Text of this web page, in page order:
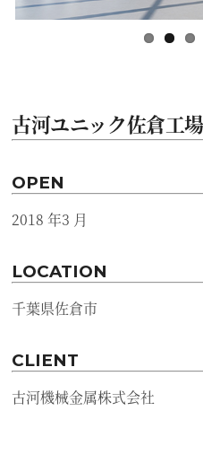
古河ユニック佐倉工
OPEN
2018 年3 月
LOCATION
千葉県佐倉市
CLIENT
古河機械金属株式会社